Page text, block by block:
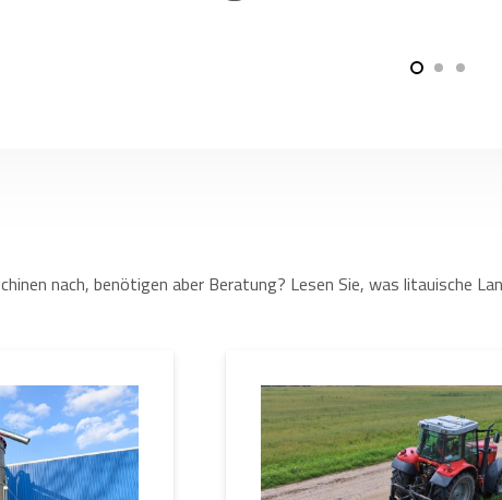
nach, benötigen aber Beratung? Lesen Sie, was litauische